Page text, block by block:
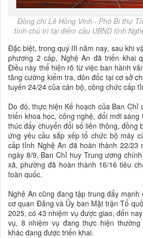
Đồng chí Lê Hồng Vinh - Phó Bí thư
tỉnh chủ trì tại điểm cầu UBND tỉnh
Đặc biệt, trong quý III năm nay, sau khi
phương 2 cấp, Nghệ An đã triển khai
Điều này thể hiện rõ từ việc ban hành
tăng cường kiểm tra, đôn đốc tại cơ sở
tuyến 24/24 của cán bộ, công chức cấp
Do đó, thực hiện Kế hoạch của Ban Chỉ
triển khoa học, công nghệ, đổi mới
thúc đẩy chuyển đổi số liên thông, đồng
ứng yêu cầu sắp xếp tổ chức bộ máy
cấp tỉnh Nghệ An đã hoàn thành 22/23
ngày 8/9, Ban Chỉ huy Trung ương
xã, phường đã hoàn thành 16/16 tiêu
toàn quốc.
Nghệ An cũng đang tập trung đẩy
cơ quan Đảng và Ủy ban Mặt trận Tổ
2025, có 43 nhiệm vụ được giao, đến
vụ, 8 nhiệm vụ đang thực hiện
khác đang được triển khai.